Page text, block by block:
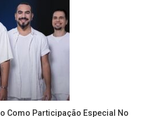
Como Participação Especial No